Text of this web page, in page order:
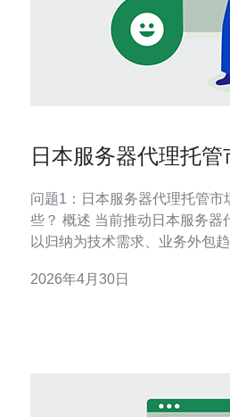
日本服务器代理托
问题1：日本服务器代理托管
些？ 概述 当前推动日本服务器
以归纳为技术需求、业务外包
的部署方式。 关键驱动点 1. 低
2026年4月30日